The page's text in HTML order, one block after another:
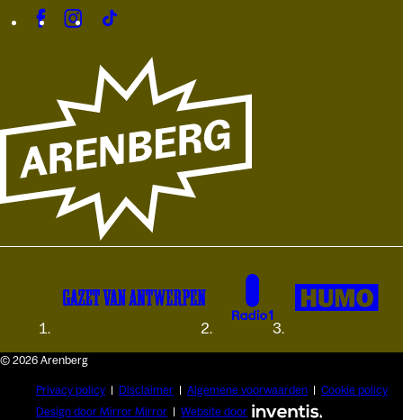
© 2026 Arenberg
Privacy policy Disclaimer Algemene voorwaarden
Cookie policy
Design door Mirror Mirror
Website door